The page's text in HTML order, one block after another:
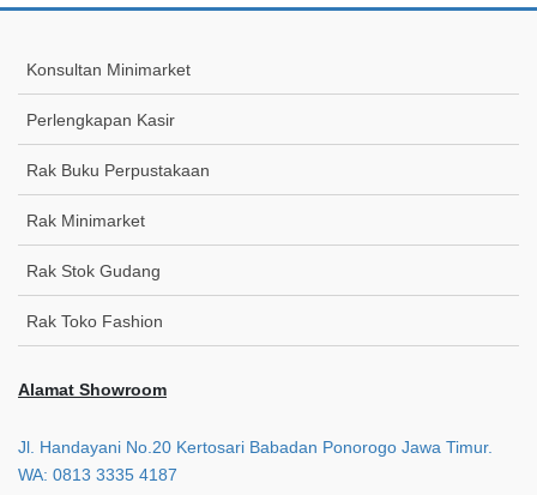
Konsultan Minimarket
Perlengkapan Kasir
Rak Buku Perpustakaan
Rak Minimarket
Rak Stok Gudang
Rak Toko Fashion
Alamat Showroom
Jl. Handayani No.20 Kertosari Babadan Ponorogo Jawa Timur.
WA: 0813 3335 4187